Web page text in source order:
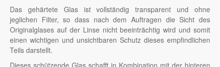
Das gehärtete Glas ist vollständig transparent und ohne
jeglichen Filter, so dass nach dem Auftragen die Sicht des
Originalglases auf der Linse nicht beeinträchtig wird und somit
einen wichtigen und unsichtbaren Schutz dieses empfindlichen
Teils darstellt.